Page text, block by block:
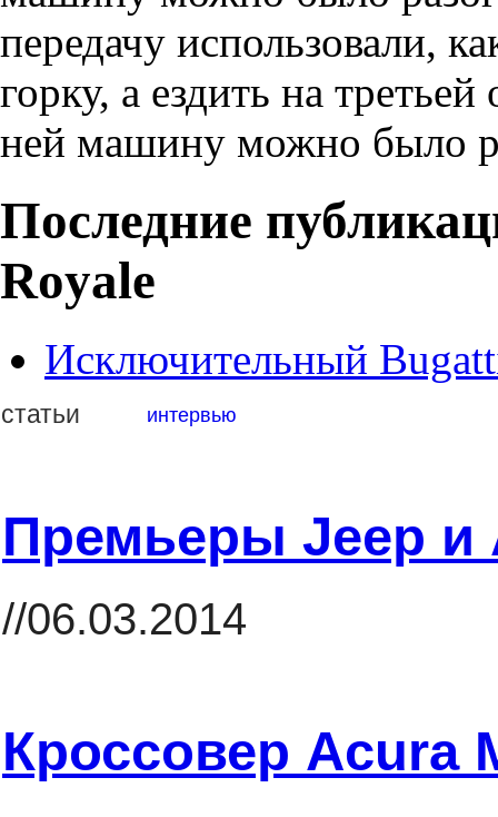
передачу использовали,
горку, а ездить на
ней машину можно было
Последние
Royale
Исключительный
статьи интервью
Премьеры Jeep и
//06.03.2014
Кроссовер Acura